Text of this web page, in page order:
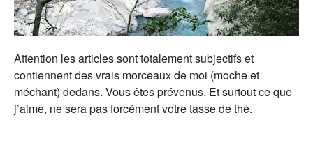
Attention les articles sont totalement subjectifs et
contiennent des vrais morceaux de moi (moche et
méchant) dedans. Vous êtes prévenus. Et surtout ce que
j’aime, ne sera pas forcément votre tasse de thé.